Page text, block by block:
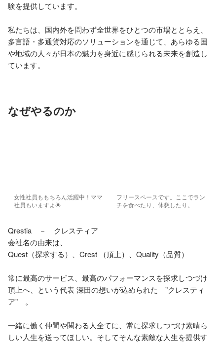
験を提供しています。
私たちは、国内外を問わず全世界をひとつの市場ととらえ、
多言語・多通貨対応のソリューションを通じて、あらゆる国
や地域の人々が日本の魅力を身近に感じられる未来を創造し
なぜやるのか
女性社員ももちろん活躍中！ママ
社員もいますよ🌟
フリースペースです。ここでラン
チを食べたり、休憩したり。
Qrestia　－　クレスティア
会社名の由来は、
Quest（探求する）、Crest （頂上）、Quality（品質）
常に最高のサービス、最高のパフォーマンスを探求しつづけ
頂上へ、という代表 深田の想いが込められた　”クレスティ
ア”　。
一緒に働く仲間や関わる人全てに、常に探求しつづけ素晴ら
しい人生を送ってほしい。そしてそんな素敵な人生を提供す